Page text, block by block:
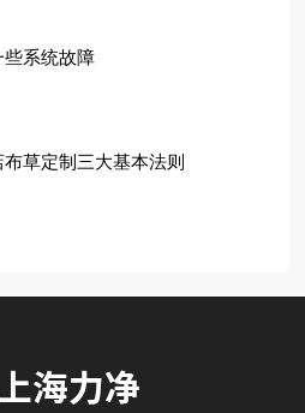
些系统故障
草定制三大基本法则